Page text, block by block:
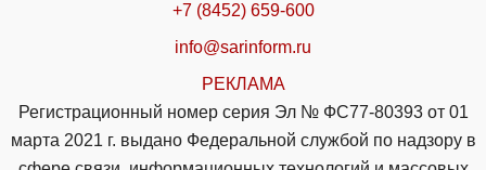
+7 (8452) 659-600
info@sarinform.ru
РЕКЛАМА
Регистрационный номер серия Эл № ФС77-80393 от 01
марта 2021 г. выдано Федеральной службой по надзору в